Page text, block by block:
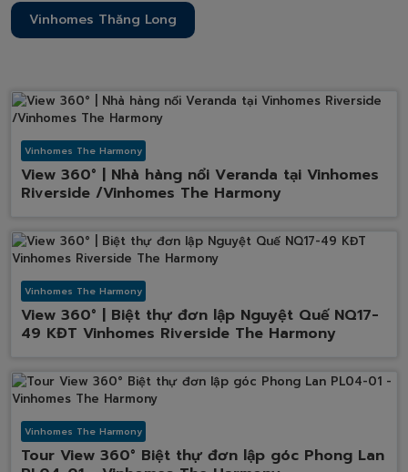
Vinhomes Thăng Long
Vinhomes The Harmony
View 360° | Nhà hàng nổi Veranda tại Vinhomes
Riverside /Vinhomes The Harmony
Vinhomes The Harmony
View 360° | Biệt thự đơn lập Nguyệt Quế NQ17-
49 KĐT Vinhomes Riverside The Harmony
Vinhomes The Harmony
Tour View 360° Biệt thự đơn lập góc Phong Lan